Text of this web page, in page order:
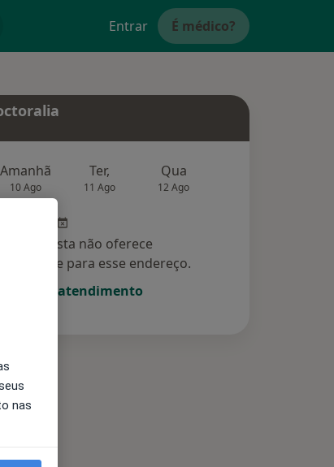
Entrar É médico?
Amanhã
10 Ago
Ter,
11 Ago
Qua
12 Ago
especialista não oferece
online para esse endereço.
um atendimento
nas